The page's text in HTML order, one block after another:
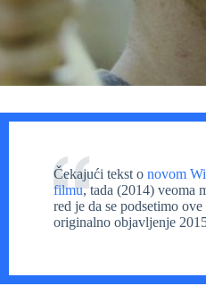
Čekajući tekst o novom
filmu, tada (2014) veoma
red je da se podsetimo ove
originalno objavljenje